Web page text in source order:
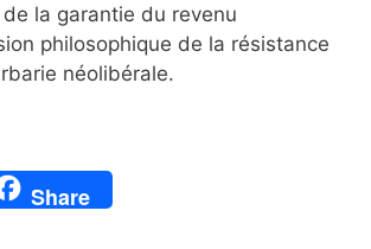
la garantie du revenu
philosophique de la résistance
néolibérale.
Share